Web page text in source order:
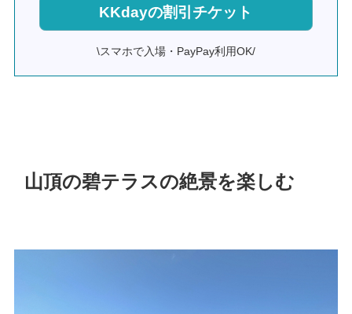
KKdayの割引チケット
\スマホで入場・PayPay利用OK/
山頂の碧テラスの絶景を楽しむ